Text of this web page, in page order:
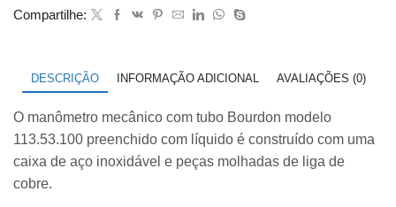
3900×280
com
113.53.100
quantidade
Compartilhe:
DESCRIÇÃO INFORMAÇÃO ADICIONAL AVALIAÇÕES (0)
O manômetro mecânico com tubo Bourdon modelo
113.53.100 preenchido com líquido é construído com uma
caixa de aço inoxidável e peças molhadas de liga de
cobre.